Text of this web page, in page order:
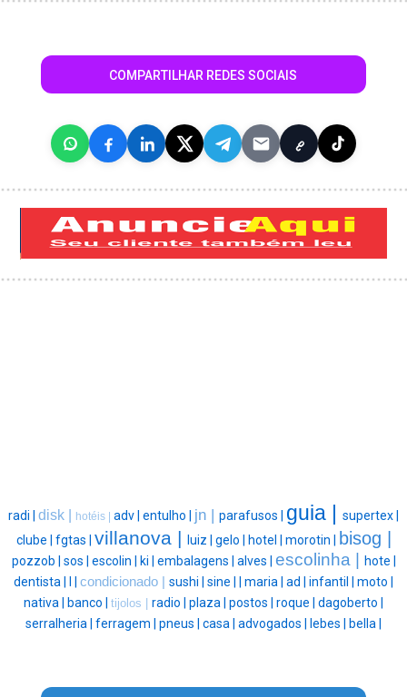
COMPARTILHAR REDES SOCIAIS
radi | disk | hotéis | adv | entulho | jn | parafusos | guia |
supertex |
clube | fgtas | villanova | luiz | gelo | hotel | morotin | bisog |
pozzob | sos | escolin | ki | embalagens | alves | escolinha |
hote |
dentista |
condicionado | sushi | sine | maria | ad | infantil | moto |
nativa |
banco | tijolos | radio | plaza | postos | roque | dagoberto |
serralheria | ferragem | pneus | casa | advogados | lebes | bella |